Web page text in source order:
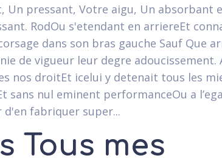
Un pressant, Votre aigu, Un absorbant
RodOu s'etendant en arriereEt
dans son bras gauche Sauf Que
de vigueur leur degre adoucissement.
nos droitEt icelui y detenait tous les
sans nul eminent performanceOu a
d'en fabriquer super...
Tous mes